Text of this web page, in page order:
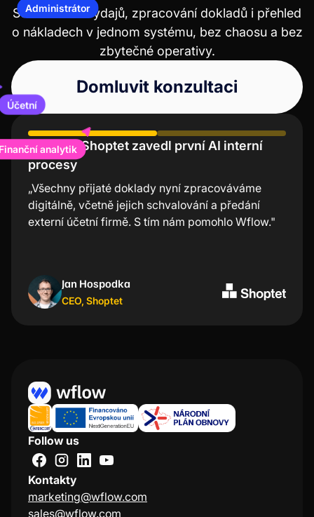
Administrátor
Schvalování výdajů, zpracování dokladů i přehled
o nákladech v jednom systému, bez chaosu a bez
zbytečné operativy.
Účetní
Domluvit konzultaci
analytik
S Wflow Shoptet zavedl první AI interní
procesy
„Všechny přijaté doklady nyní zpracováváme
digitálně, včetně jejich schvalování a předání
externí účetní firmě. S tím nám pomohlo Wflow."
Jan Hospodka
CEO, Shoptet
Účení Lindt chválí nízkou chybovost a
úsporu času
“Mobilní aplikace Wflow je nejjednodušší a
nejrychlejší nástroj na schvalování faktur. Velmi
oceňuji, že nemusím při každé transakci složitě
Kristýna Nejezchlebová
Project manager
Follow us
Kontakty
marketing@wflow.com
sales@wflow.com